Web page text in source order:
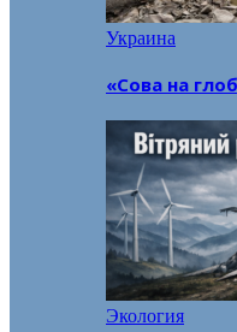
Украина
«Сова на
Экология